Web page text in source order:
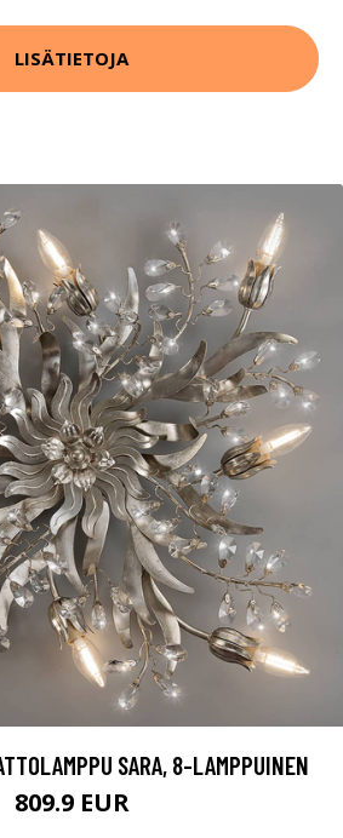
LISÄTIETOJA
SARA, 8-LAMPPUINEN
809.9 EUR